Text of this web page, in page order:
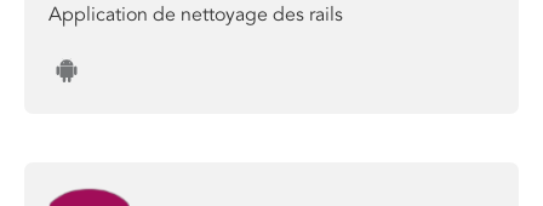
Application de nettoyage des rails